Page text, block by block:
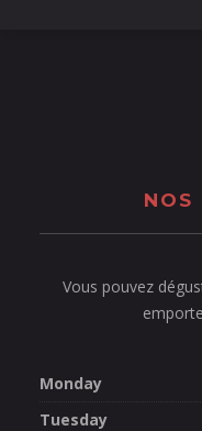
NOS
Vous pouvez
Monday
Tuesday